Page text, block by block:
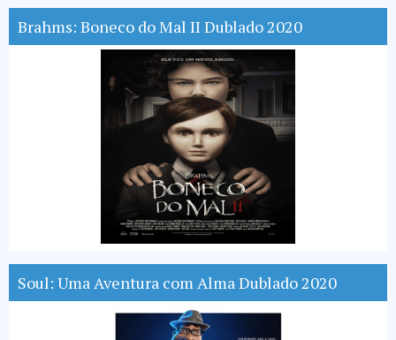
Brahms: Boneco do Mal II Dublado 2020
Soul: Uma Aventura com Alma Dublado 2020